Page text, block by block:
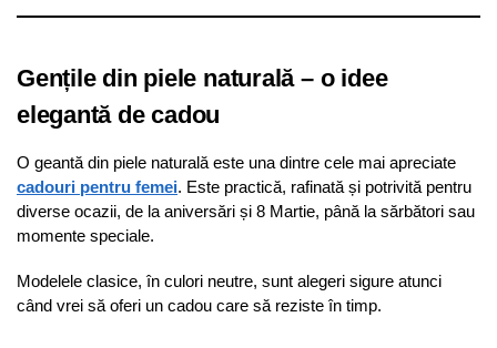
Gențile din piele naturală – o idee
elegantă de cadou
O geantă din piele naturală este una dintre cele mai apreciate
cadouri pentru femei. Este practică, rafinată și potrivită pentru
diverse ocazii, de la aniversări și 8 Martie, până la sărbători sau
momente speciale.
Modelele clasice, în culori neutre, sunt alegeri sigure atunci
când vrei să oferi un cadou care să reziste în timp.